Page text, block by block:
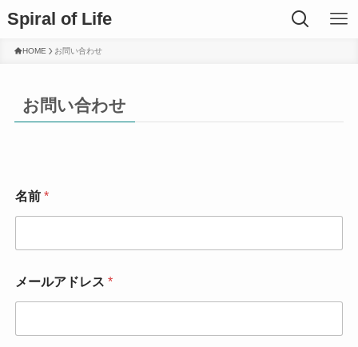
Spiral of Life
HOME お問い合わせ
お問い合わせ
問
合
つ
い
て
メ
名前 *
メールアドレス *